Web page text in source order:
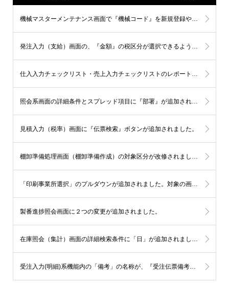
機械マスターメンテナンス画面で『機械コード』を新規登録や更新すると、ワークセンターマスター登録画面の『機械』に同時反映されるようになりました。
発注入力（支給）画面の、『金額』の税区分が選択できるようになりました。
仕入入力チェックリスト・売上入力チェックリストのレポート情報に 『消費税額』『消費税区分』『税率(%) 』が追加されました。
照会系画面の詳細条件とスプレッド項目に『部署』が追加されました。
見積入力（税率）画面に『伝票検索』ボタンが追加されました。
棚卸準備処理画面（棚卸準備作成）の対象区分が改修されました。
「印刷事業所選択」のプルダウンが追加されました。対象の画面は下記の5画面になります。
製番進捗照会画面に２つの変更が追加されました。
在庫照会（集計）画面の詳細検索条件に「日」が追加されました。
受注入力(明細)系機能内の「備考」の名称が、『受注伝票備考・上／ 受注伝票備考・下』に統一されました。